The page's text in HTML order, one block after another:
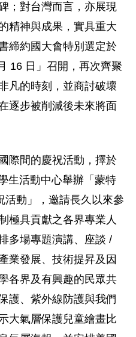
；對台灣而言，亦展現
精神與成果，實具重大
締約國大會特別選定於
16 日」召開，再次齊聚
凡的時刻，並商討破壞
逐步被削減後未來將面
際間的慶祝活動，擇於
生活動中心舉辦「蒙特
活動」，邀請長久以來參
極具貢獻之各界專業人
多場專題演講、座談 /
業發展、技術提昇及因
各界及有興趣的民眾共
護、紫外線防護與我們
大氣層保護兒童繪畫比